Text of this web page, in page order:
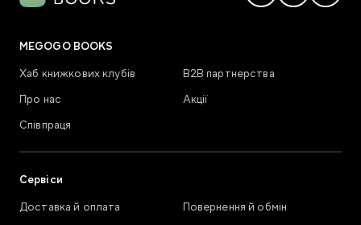
MEGOGO BOOKS
Хаб книжкових клубів
В2В партнерства
Про нас
Акції
Співпраця
Сервіси
Доставка й оплата
Повернення й обмін